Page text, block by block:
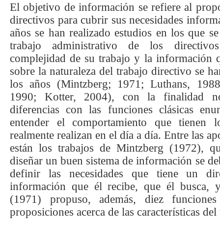
El objetivo de información se refiere al
directivos para cubrir sus necesidades
años se han realizado estudios en los que
trabajo administrativo de los
complejidad de su trabajo y la información
sobre la naturaleza del trabajo directivo se
los años (Mintzberg; 1971; Luthans,
1990; Kotter, 2004), con la finalidad
diferencias con las funciones clásicas
entender el comportamiento que
realmente realizan en el día a día. Entre las
están los trabajos de Mintzberg (1972),
diseñar un buen sistema de información se
definir las necesidades que tiene un
información que él recibe, que él busca,
(1971) propuso, además, diez
proposiciones acerca de las características